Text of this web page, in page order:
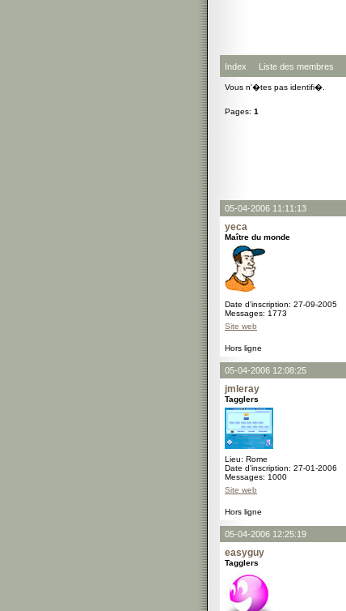
Index Liste des membres
Vous n'�tes pas identifi�.
Pages: 1
05-04-2006 11:11:13
yeca
Maître du monde
Date d'inscription: 27-09-2005
Messages: 1773
Site web
Hors ligne
05-04-2006 12:08:25
jmleray
Tagglers
Lieu: Rome
Date d'inscription: 27-01-2006
Messages: 1000
Site web
Hors ligne
05-04-2006 12:25:19
easyguy
Tagglers